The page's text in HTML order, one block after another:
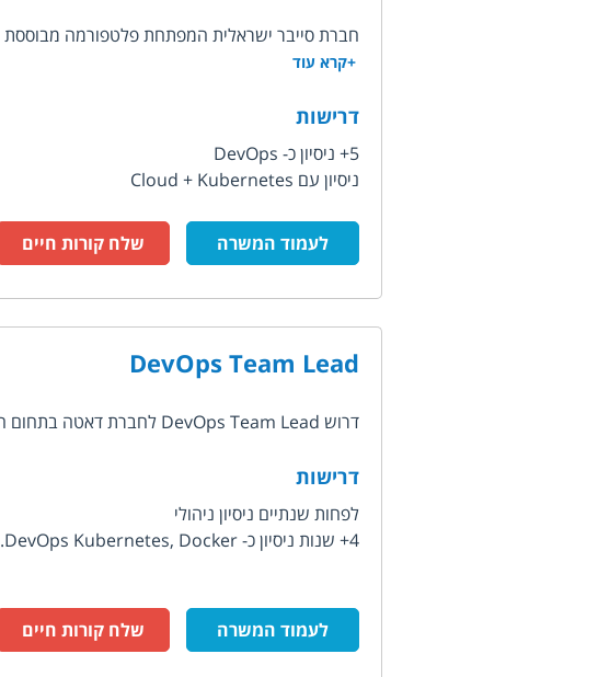
חברת סייבר ישראלית המפתחת פלטפורמה מבוססת AI שעושה תהליכים אוטומטיים לניהול סיכונים....
+קרא עוד
דרישות
5+ ניסיון כ- DevOps
ניסיון עם Cloud + Kubernetes
לעמוד המשרה שלח קורות חיים
DevOps Team Lead
דרוש DevOps Team Lead לחברת דאטה בתחום ה- AdTech, ספקית מורשית של...
דרישות
לפחות שנתיים ניסיון ניהולי
4+ שנות ניסיון כ- DevOps Kubernetes, Docker...
לעמוד המשרה שלח קורות חיים